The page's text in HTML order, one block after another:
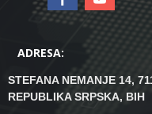
ADRESA:
STEFANA NEMANJE 14,
REPUBLIKA SRPSKA, BIH